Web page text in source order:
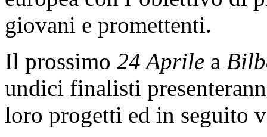
giovani e promettenti.
Il prossimo 24 Aprile a
undici finalisti
loro progetti ed in seguito